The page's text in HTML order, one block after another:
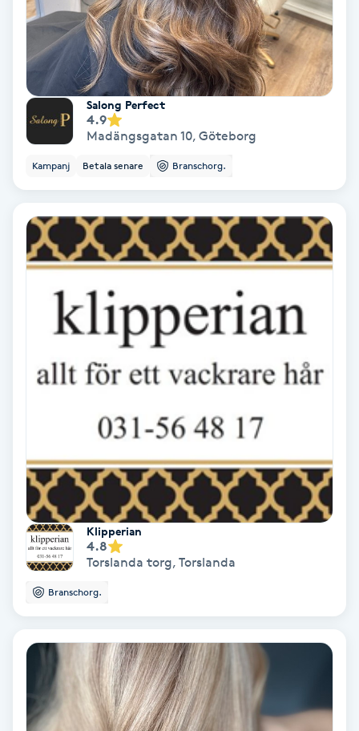
PRP (Platelet Rich Plasma)
PRX-T33
Psoriasis
Radiofrekvens
Reflexologi
Regndroppsmassage
Reikihealing
Reiki massage
Restorative Yoga
Rosacea
Ryggmassage
Salong Perfect
4.9
Madängsgatan 10, Göteborg
Kampanj Betala senare Branschorg.
Klipperian
4.8
Torslanda torg, Torslanda
Branschorg.